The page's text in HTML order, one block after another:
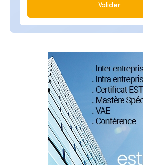
Valider